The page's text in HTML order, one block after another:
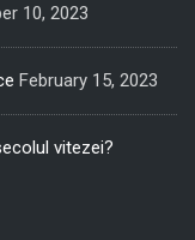
10, 2023
February 15, 2023
vitezei?